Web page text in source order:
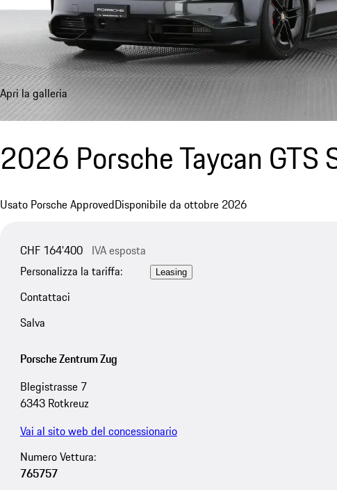
Apri la galleria
2026 Porsche Taycan GTS
Usato Porsche ApprovedDisponibile da ottobre 2026
CHF 164'400 IVA esposta
Personalizza la tariffa:
Leasing
Contattaci
Salva
Porsche Zentrum Zug
Blegistrasse 7
6343 Rotkreuz
Vai al sito web del concessionario
Numero Vettura:
765757